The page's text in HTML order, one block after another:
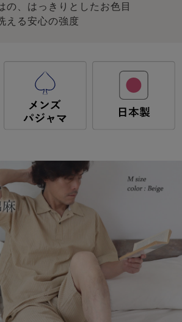
の、はっきりとしたお色目
える安心の強度